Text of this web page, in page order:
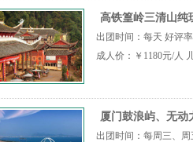
高铁篁岭三清山纯
出团时间：每天 好评
成人价：￥1180元/人
厦门鼓浪屿、无动
出团时间：每周三、周